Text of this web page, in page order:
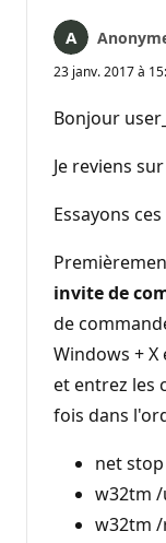
23 janv. 2017 à
Bonjour
Je reviens
Essayons
invite de
de
Windows +
et entrez les
fois dans
net
w32tm
w32tm